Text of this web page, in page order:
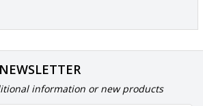
information or new products